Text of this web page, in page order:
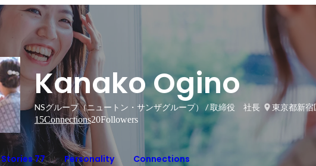
Kanako Ogino
NSグループ（ニュートン・サンザグループ） / 取締役 社長
東京都新宿
15Connections20Followers
Stories 77 Personality Connections